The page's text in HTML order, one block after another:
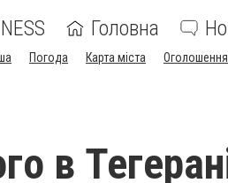
Головна
Погода Карта міста Оголошення
в